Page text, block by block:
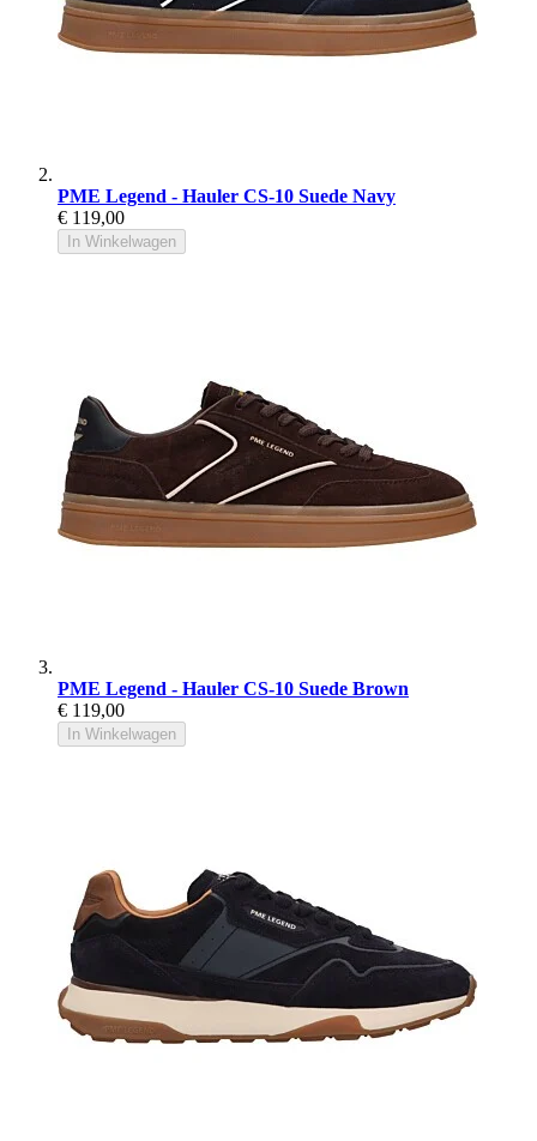
PME Legend - Hauler CS-10 Suede Navy
€ 119,00
In Winkelwagen
PME Legend - Hauler CS-10 Suede Brown
€ 119,00
In Winkelwagen